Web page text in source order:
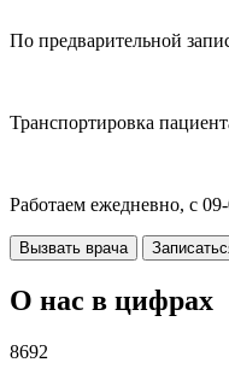
По предварительной
Транспортировка
Работаем ежедневно, с
Вызвать врача
О нас в цифрах
8692